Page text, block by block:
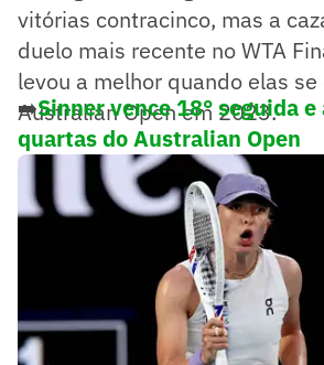
vitórias contracinco, mas a
duelo mais recente no WTA
levou a melhor quando elas
Australian Open em 2023.
➡️Sinner vence 18° seguida
quartas do Australian Open